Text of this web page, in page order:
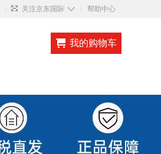
关注京东国际 ◇ 帮助中心
我的购物车